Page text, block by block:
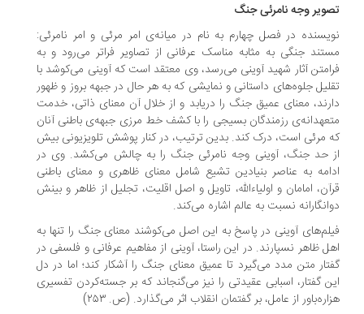
وجه نامرئی جنگ
در فصل چهارم به نام در میانه‌ی امر مرئی و امر نامرئی:
جنگی به مثابه مناسک عرفانی از تصاویر فراتر می‌رود و به
آثار شهید آوینی می‌رسد، وی معتقد است که آوینی می‌کوشد با
جلوه‌های داستانی و نمایشی که به هر حال در جبهه بروز و ظهور
معنای عمیق جنگ را دریابد و از خلال آن معنای ذاتی، خدمت
رزمندگان بسیجی را با کشف خط مرزی جبهه‌ی باطنی آنان
مرئی است، درک کند. بدین ترتیب، در کنار پوشش تلویزیونی بیش
حد جنگ، آوینی وجه نامرئی جنگ را به چالش می‌کشد. وی در
به عناصر بنیادین تشیع شامل معنای ظاهری و معنای باطنی
امامان و اولیاءالله، تاویل و اصل اقلیت، تجلیل از ظاهر و بینش
نسبت به عالم اشاره می‌کند.
آوینی در پاسخ به این اصل می‌کوشند معنای جنگ را تنها به
ظاهر نسپارند. در این راستا، آوینی از مفاهیم عرفانی و فلسفی در
متن مدد می‌گیرد تا عمیق معنای جنگ را ‌آشکار کند؛ اما در دل
گفتار، اسبابی عقیدتی را نیز می‌گنجاند که بر جسته‌کردن تفسیری
از عامل، بر گفتمان انقلاب اثر می‌گذارد. (ص. ۲۵۳)